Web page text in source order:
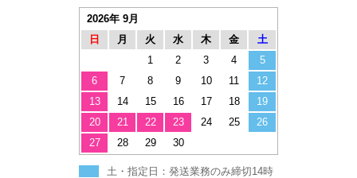
2026年 9月
日
月 火 水 木 金
土
1
2 3 4
5
6
7 8 9 10 11
12
13
14 15 16 17 18
19
20
21 22 23 24 25
26
27
28 29 30
土・指定日：発送業務のみ締切14時